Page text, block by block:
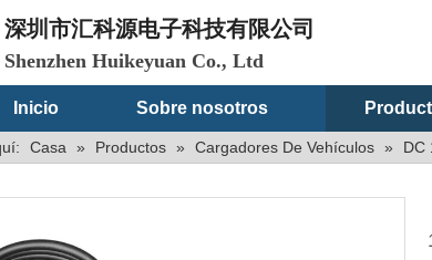
深圳市汇科源电子科技有限公司
Shenzhen Huikeyuan Co., Ltd
Inicio Sobre nosotros
Casa » Productos » Cargadores De Vehículos » DC